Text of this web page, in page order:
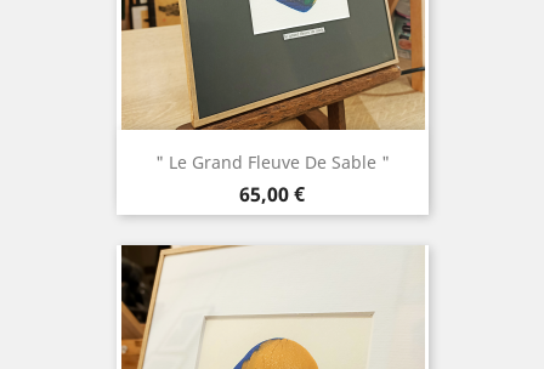
" Le Grand Fleuve De Sable "
Prix
65,00 €